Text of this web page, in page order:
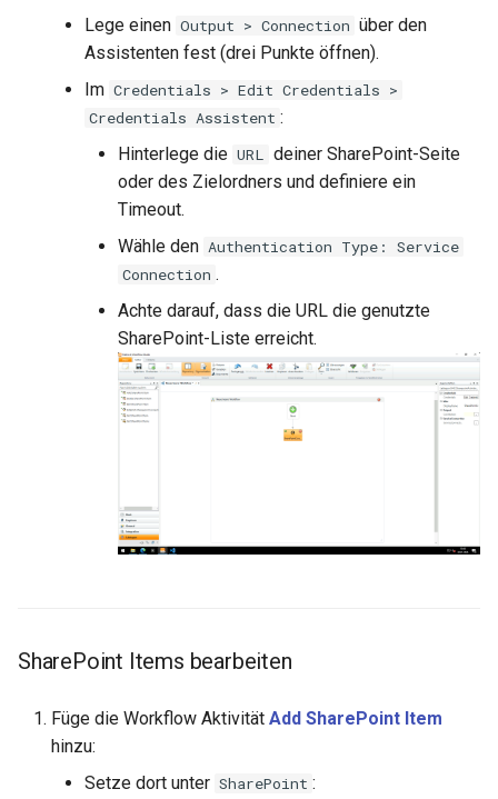
Lege einen Output > Connection über den
Assistenten fest (drei Punkte öffnen).
Im Credentials > Edit Credentials >
Credentials Assistent :
Hinterlege die URL deiner SharePoint-Seite
oder des Zielordners und definiere ein
Timeout.
Wähle den Authentication Type: Service
Connection .
Achte darauf, dass die URL die genutzte
SharePoint-Liste erreicht.
SharePoint Items bearbeiten
Füge die Workflow Aktivität Add SharePoint Item
hinzu:
Setze dort unter SharePoint :